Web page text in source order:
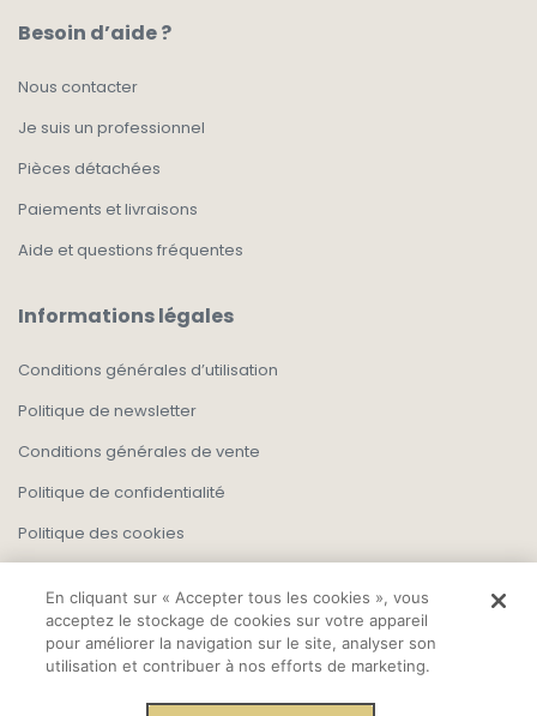
Besoin d’aide ?
Nous contacter
Je suis un professionnel
Pièces détachées
Paiements et livraisons
Aide et questions fréquentes
Informations légales
Conditions générales d’utilisation
Politique de newsletter
Conditions générales de vente
Politique de confidentialité
Politique des cookies
En cliquant sur « Accepter tous les cookies », vous
acceptez le stockage de cookies sur votre appareil
pour améliorer la navigation sur le site, analyser son
utilisation et contribuer à nos efforts de marketing.